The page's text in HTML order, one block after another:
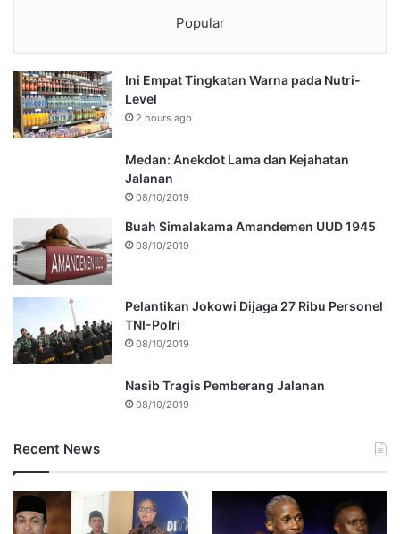
Popular
Ini Empat Tingkatan Warna pada Nutri-
Level
2 hours ago
Medan: Anekdot Lama dan Kejahatan
Jalanan
08/10/2019
Buah Simalakama Amandemen UUD 1945
08/10/2019
Pelantikan Jokowi Dijaga 27 Ribu Personel
TNI-Polri
08/10/2019
Nasib Tragis Pemberang Jalanan
08/10/2019
Recent News